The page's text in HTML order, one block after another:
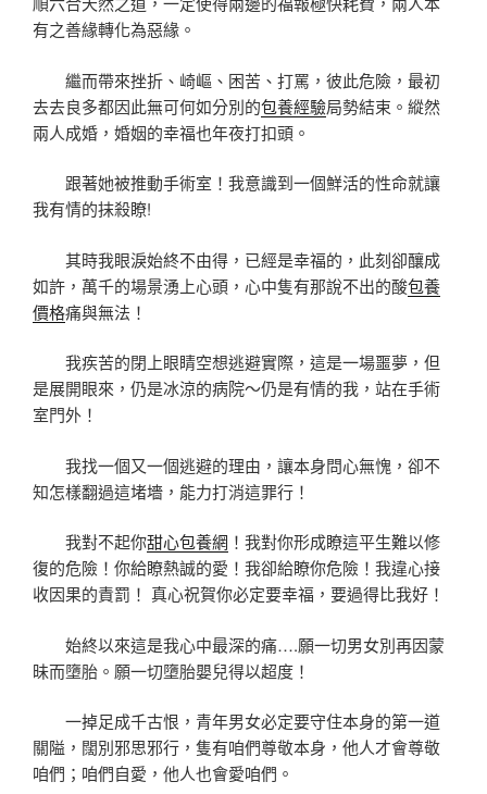
有之善緣轉化為惡緣。
繼而帶來挫折、崎嶇、困苦、打罵，彼此危險，最初
去去良多都因此無可何如分別的包養經驗局勢結束。縱然
兩人成婚，婚姻的幸福也年夜打扣頭。
跟著她被推動手術室！我意識到一個鮮活的性命就讓
我有情的抹殺瞭!
其時我眼淚始終不由得，已經是幸福的，此刻卻釀成
如許，萬千的場景湧上心頭，心中隻有那說不出的酸包養
價格痛與無法！
我疾苦的閉上眼睛空想逃避實際，這是一場噩夢，但
是展開眼來，仍是冰涼的病院～仍是有情的我，站在手術
室門外！
我找一個又一個逃避的理由，讓本身問心無愧，卻不
知怎樣翻過這堵墻，能力打消這罪行！
我對不起你甜心包養網 ！我對你形成瞭這平生難以修
復的危險！你給瞭熱誠的愛！我卻給瞭你危險！我違心接
收因果的責罰！ 真心祝賀你必定要幸福，要過得比我好！
始終以來這是我心中最深的痛….願一切男女別再因蒙
昧而墮胎。願一切墮胎嬰兒得以超度！
一掉足成千古恨，青年男女必定要守住本身的第一道
關隘，闊別邪思邪行，隻有咱們尊敬本身，他人才會尊敬
咱們；咱們自愛，他人也會愛咱們。